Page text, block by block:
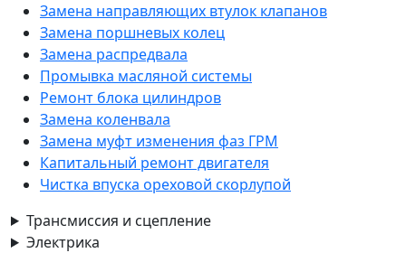
Замена направляющих втулок клапанов
Замена поршневых колец
Замена распредвала
Промывка масляной системы
Ремонт блока цилиндров
Замена коленвала
Замена муфт изменения фаз ГРМ
Капитальный ремонт двигателя
Чистка впуска ореховой скорлупой
Трансмиссия и сцепление
Электрика